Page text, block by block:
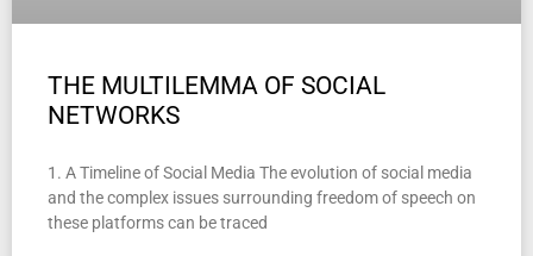
THE MULTILEMMA OF SOCIAL
NETWORKS
1. A Timeline of Social Media The evolution of social media
and the complex issues surrounding freedom of speech on
these platforms can be traced